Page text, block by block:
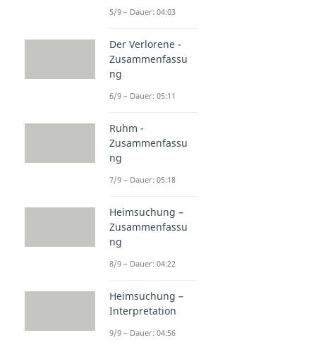
5/9 – Dauer: 04:03
Der Verlorene -
Zusammenfassu
ng
6/9 – Dauer: 05:11
Ruhm -
Zusammenfassu
ng
7/9 – Dauer: 05:18
Heimsuchung –
Zusammenfassu
ng
8/9 – Dauer: 04:22
Heimsuchung –
Interpretation
9/9 – Dauer: 04:56